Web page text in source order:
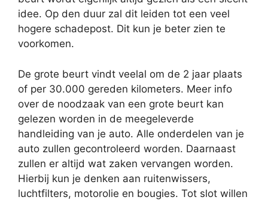
idee. Op den duur zal dit leiden tot een veel
hogere schadepost. Dit kun je beter zien te
voorkomen.
De grote beurt vindt veelal om de 2 jaar plaats
of per 30.000 gereden kilometers. Meer info
over de noodzaak van een grote beurt kan
gelezen worden in de meegeleverde
handleiding van je auto. Alle onderdelen van je
auto zullen gecontroleerd worden. Daarnaast
zullen er altijd wat zaken vervangen worden.
Hierbij kun je denken aan ruitenwissers,
luchtfilters, motorolie en bougies. Tot slot willen